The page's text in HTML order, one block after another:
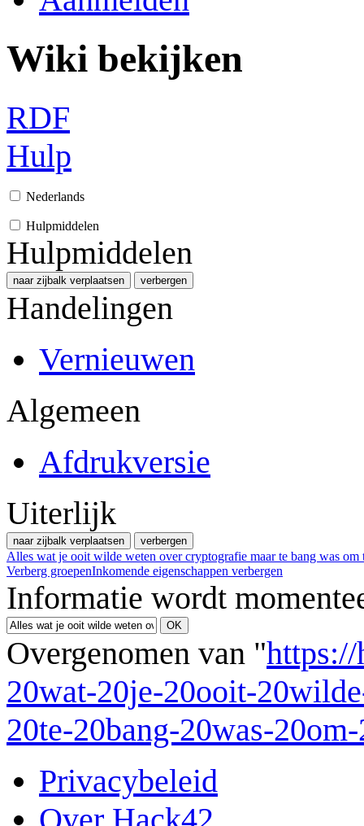
Wiki bekijken
RDF
Hulp
Nederlands
Hulpmiddelen
Hulpmiddelen
naar zijbalk verplaatsen verbergen
Handelingen
Vernieuwen
Algemeen
Afdrukversie
Uiterlijk
naar zijbalk verplaatsen verbergen
Alles wat je ooit wilde weten over cryptografie maar te bang was om
Verberg groepenInkomende eigenschappen verbergen
Informatie wordt
Overgenomen van "
20wat-20je-20ooit-
20te-20bang-20was-
Privacybeleid